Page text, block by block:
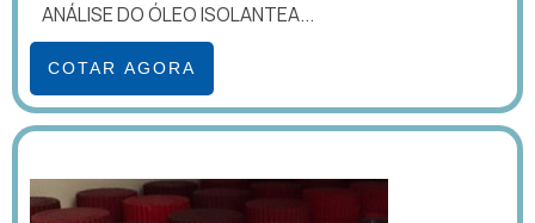
ANÁLISE DO ÓLEO ISOLANTEA...
COTAR AGORA